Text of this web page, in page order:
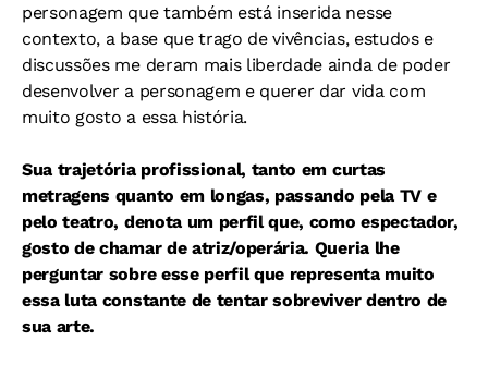
personagem que também está inserida nesse
contexto, a base que trago de vivências, estudos e
discussões me deram mais liberdade ainda de poder
desenvolver a personagem e querer dar vida com
muito gosto a essa história.
Sua trajetória profissional, tanto em curtas
metragens quanto em longas, passando pela TV e
pelo teatro, denota um perfil que, como espectador,
gosto de chamar de atriz/operária. Queria lhe
perguntar sobre esse perfil que representa muito
essa luta constante de tentar sobreviver dentro de
sua arte.